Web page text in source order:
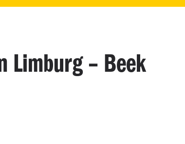
Limburg – Beek